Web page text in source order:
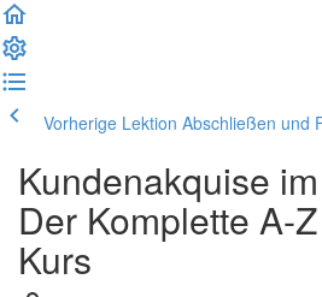
Vorherige Lektion Abschließen und
Kundenakquise
Der Komplette A-
Kurs